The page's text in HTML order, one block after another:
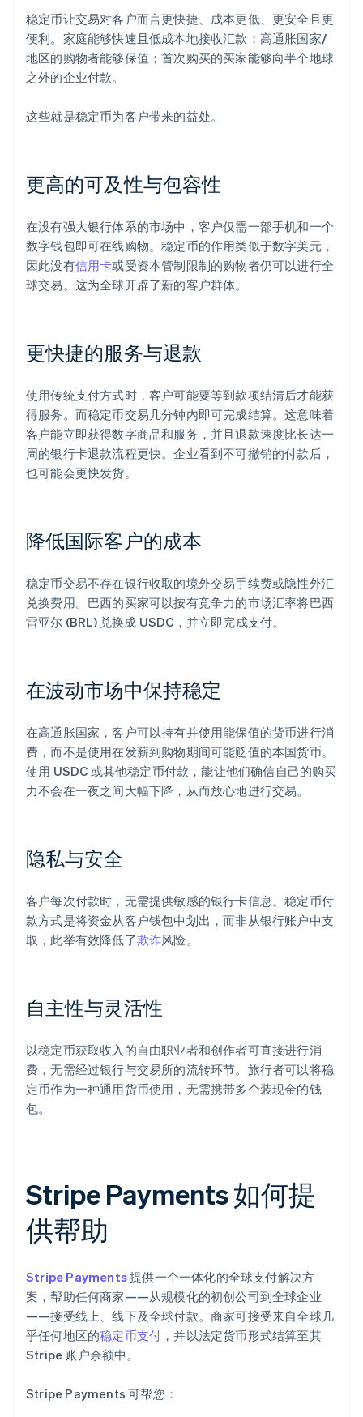
稳定币让交易对客户而言更快捷、成本更低、更安全且更
便利。家庭能够快速且低成本地接收汇款；高通胀国家/
地区的购物者能够保值；首次购买的买家能够向半个地球
之外的企业付款。
这些就是稳定币为客户带来的益处。
更高的可及性与包容性
在没有强大银行体系的市场中，客户仅需一部手机和一个
数字钱包即可在线购物。稳定币的作用类似于数字美元，
因此没有信用卡或受资本管制限制的购物者仍可以进行全
球交易。这为全球开辟了新的客户群体。
更快捷的服务与退款
使用传统支付方式时，客户可能要等到款项结清后才能获
得服务。而稳定币交易几分钟内即可完成结算。这意味着
客户能立即获得数字商品和服务，并且退款速度比长达一
周的银行卡退款流程更快。企业看到不可撤销的付款后，
也可能会更快发货。
降低国际客户的成本
稳定币交易不存在银行收取的境外交易手续费或隐性外汇
兑换费用。巴西的买家可以按有竞争力的市场汇率将巴西
雷亚尔 (BRL) 兑换成 USDC，并立即完成支付。
在波动市场中保持稳定
在高通胀国家，客户可以持有并使用能保值的货币进行消
费，而不是使用在发薪到购物期间可能贬值的本国货币。
使用 USDC 或其他稳定币付款，能让他们确信自己的购买
力不会在一夜之间大幅下降，从而放心地进行交易。
隐私与安全
客户每次付款时，无需提供敏感的银行卡信息。稳定币付
款方式是将资金从客户钱包中划出，而非从银行账户中支
取，此举有效降低了欺诈风险。
自主性与灵活性
以稳定币获取收入的自由职业者和创作者可直接进行消
费，无需经过银行与交易所的流转环节。旅行者可以将稳
定币作为一种通用货币使用，无需携带多个装现金的钱
包。
Stripe Payments 如何提
供帮助
Stripe Payments提供一个一体化的全球支付解决方
案，帮助任何商家——从规模化的初创公司到全球企业
——接受线上、线下及全球付款。商家可接受来自全球几
乎任何地区的稳定币支付 ，并以法定货币形式结算至其
Stripe 账户余额中。
Stripe Payments 可帮您：